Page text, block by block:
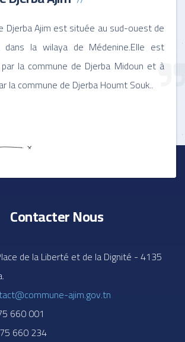
Djerba Ajim est située au sud-ouest de
la wilaya de Médenine.Elle est
la commune de Djerba Midoun et à
la commune de Djerba Houmt Souk..
Contacter Nous
de la Liberté et de la Dignité - 4135
ajim.gov.tn
660 001
660 234